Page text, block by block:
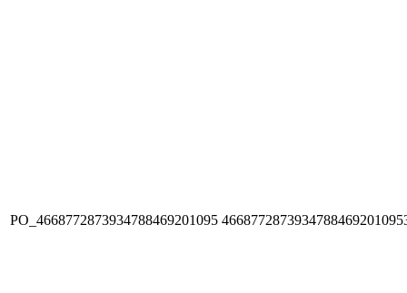
PO_4668772873934788469201095